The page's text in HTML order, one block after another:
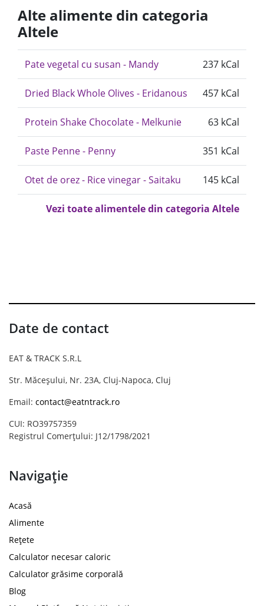
Alte alimente din categoria
Altele
Pate vegetal cu susan - Mandy 237 kCal
Dried Black Whole Olives - Eridanous 457 kCal
Protein Shake Chocolate - Melkunie 63 kCal
Paste Penne - Penny 351 kCal
Otet de orez - Rice vinegar - Saitaku 145 kCal
Vezi toate alimentele din categoria Altele
Date de contact
EAT & TRACK S.R.L
Str. Măceșului, Nr. 23A, Cluj-Napoca, Cluj
Email: contact@eatntrack.ro
CUI: RO39757359
Registrul Comerțului: J12/1798/2021
Navigație
Acasă
Alimente
Rețete
Calculator necesar caloric
Calculator grăsime corporală
Blog